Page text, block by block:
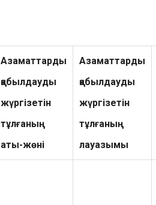
Азаматтарды
қабылдауды
жүргізетін
тұлғаның
аты-жөні
Азаматтарды
қабылдауды
жүргізетін
тұлғаның
лауазымы